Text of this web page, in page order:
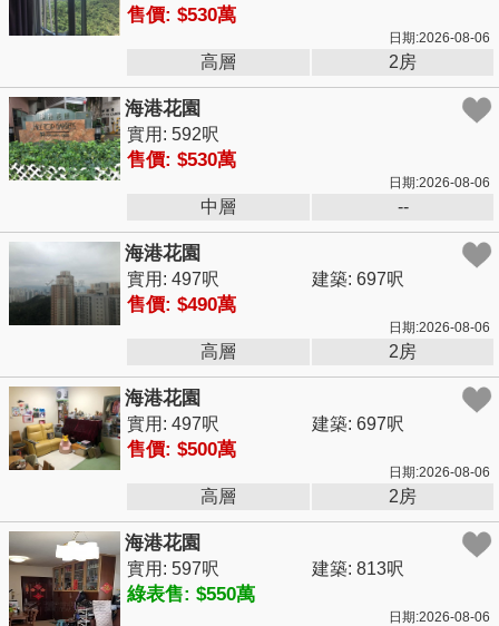
售價: $530萬
日期:2026-08-06
高層 2房
海港花園
實用: 592呎
售價: $530萬
日期:2026-08-06
中層 --
海港花園
實用: 497呎 建築: 697呎
售價: $490萬
日期:2026-08-06
高層 2房
海港花園
實用: 497呎 建築: 697呎
售價: $500萬
日期:2026-08-06
高層 2房
海港花園
實用: 597呎 建築: 813呎
綠表售: $550萬
日期:2026-08-06